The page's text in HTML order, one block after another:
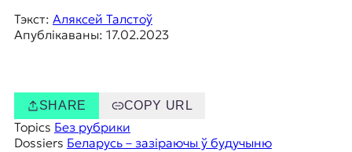
Тэкст: Аляксей Талстоў
Апублікаваны: 17.02.2023
SHARE COPY URL
Topics Без рубрики
Dossiers Беларусь – зазіраючы ў будучыню